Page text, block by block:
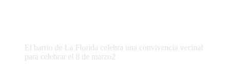
El barrio de La Florida celebra una convivencia vecinal
para celebrar el 8 de marzo2